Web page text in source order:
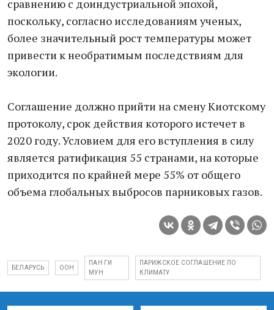
сравнению с доиндустриальной эпохой,
поскольку, согласно исследованиям ученых,
более значительный рост температуры может
привести к необратимым последствиям для
экологии.
Соглашение должно прийти на смену Киотскому
протоколу, срок действия которого истечет в
2020 году. Условием для его вступления в силу
является ратификация 55 странами, на которые
приходится по крайней мере 55% от общего
объема глобальных выбросов парниковых газов.
БЕЛАРУСЬ ООН
ПАН ГИ
МУН
ПАРИЖСКОЕ СОГЛАШЕНИЕ ПО
КЛИМАТУ